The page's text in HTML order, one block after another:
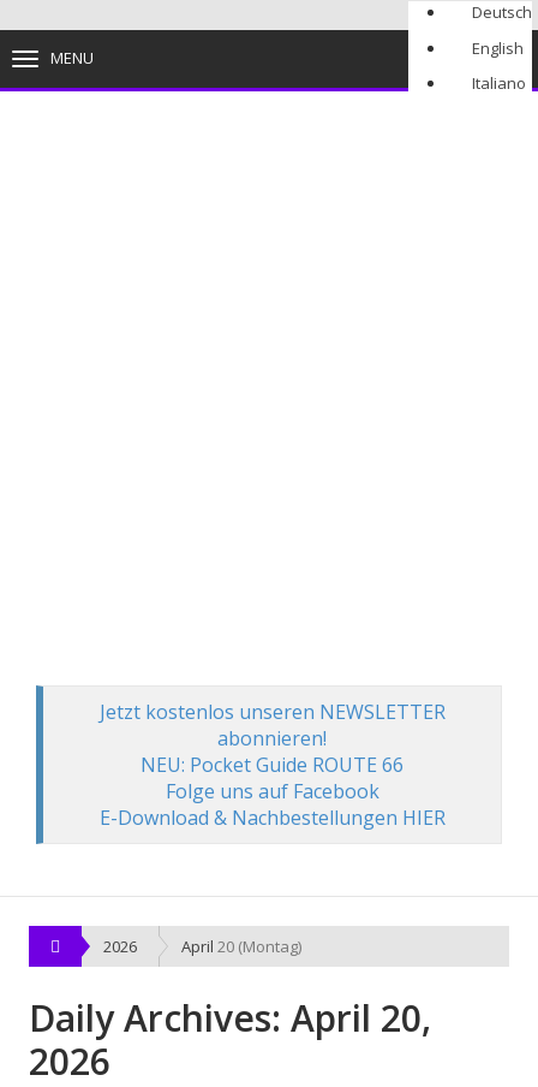
Deutsch
English
Italiano
MENU
Jetzt kostenlos unseren NEWSLETTER
abonnieren!
NEU: Pocket Guide ROUTE 66
Folge uns auf Facebook
E-Download & Nachbestellungen HIER
2026 April 20 (Montag)
Daily Archives: April 20,
2026